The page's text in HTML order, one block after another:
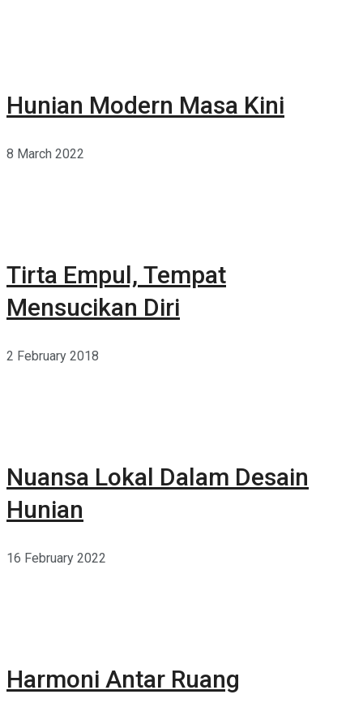
Hunian Modern Masa Kini
8 March 2022
Tirta Empul, Tempat
Mensucikan Diri
2 February 2018
Nuansa Lokal Dalam Desain
Hunian
16 February 2022
Harmoni Antar Ruang